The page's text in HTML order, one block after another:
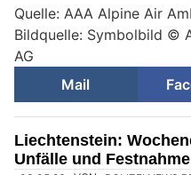
Quelle: AAA Alpine Air
Bildquelle: Symbolbild ©
AG
Mail
Liechtenstein:
Unfälle und